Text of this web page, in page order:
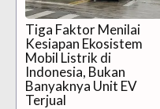
Tiga Faktor Menilai
Kesiapan Ekosistem
Mobil Listrik di
Indonesia, Bukan
Banyaknya Unit EV
Terjual